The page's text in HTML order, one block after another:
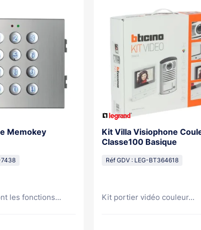
Memokey
7438
les fonctions...
Kit Villa Visiophone
Classe100 Basique
Réf GDV : LEG-BT364618
Kit portier vidéo couleur...